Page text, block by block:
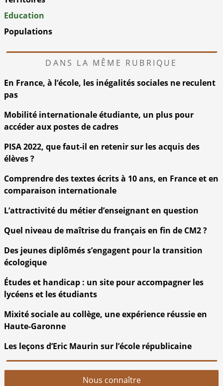
Education
Populations
DANS LA MÊME RUBRIQUE
En France, à l’école, les inégalités sociales ne reculent
pas
Mobilité internationale étudiante, un plus pour
accéder aux postes de cadres
PISA 2022, que faut-il en retenir sur les acquis des
élèves ?
Comprendre des textes écrits à 10 ans, en France et en
comparaison internationale
L’attractivité du métier d’enseignant en question
Quel niveau de maîtrise du français en fin de CM2 ?
Des jeunes diplômés s’engagent pour la transition
écologique
Études et handicap : un site pour accompagner les
lycéens et les étudiants
Mixité sociale au collège, une expérience réussie en
Haute-Garonne
Les leçons d’Eric Maurin sur l’école républicaine
Nous connaître